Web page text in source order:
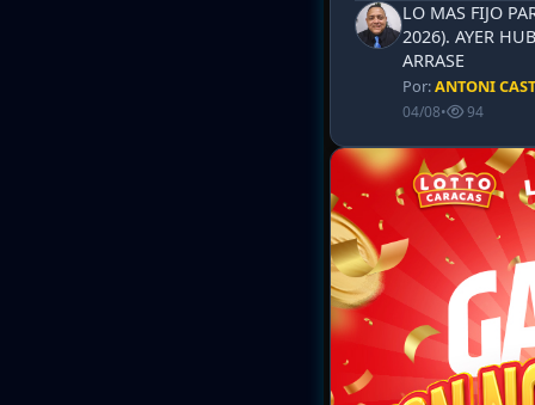
LO MAS FIJO
2026). AYER
ARRASE
Por:ANTONI
04/08• 94